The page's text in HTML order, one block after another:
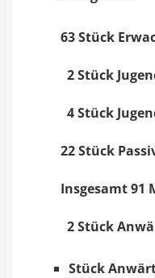
63 Stück
2 Stück
4 Stück
22 Stück
Insgesamt 91
2 Stück
Stück